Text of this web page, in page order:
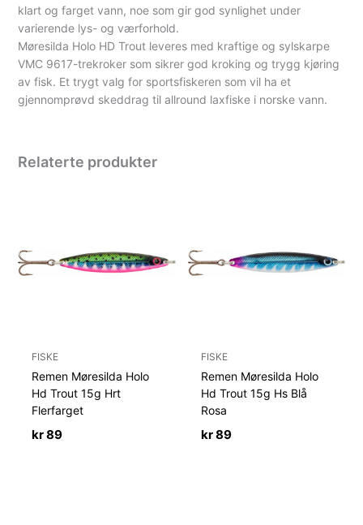
klart og farget vann, noe som gir god synlighet under
varierende lys- og værforhold.
Møresilda Holo HD Trout leveres med kraftige og sylskarpe
VMC 9617-trekroker som sikrer god kroking og trygg kjøring
av fisk. Et trygt valg for sportsfiskeren som vil ha et
gjennomprøvd skeddrag til allround laxfiske i norske vann.
Relaterte produkter
FISKE
Remen Møresilda Holo
Hd Trout 15g Hrt
Flerfarget
kr89
FISKE
Remen Møresilda Holo
Hd Trout 15g Hs Blå
Rosa
kr89